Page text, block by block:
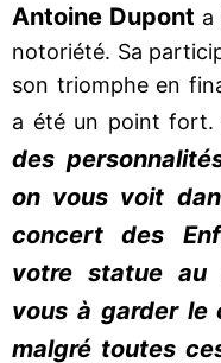
Antoine Dupont a
notoriété. Sa
son triomphe en
a été un point fort.
des
on vous voit
concert des
votre statue au
vous à garder le
malgré toutes